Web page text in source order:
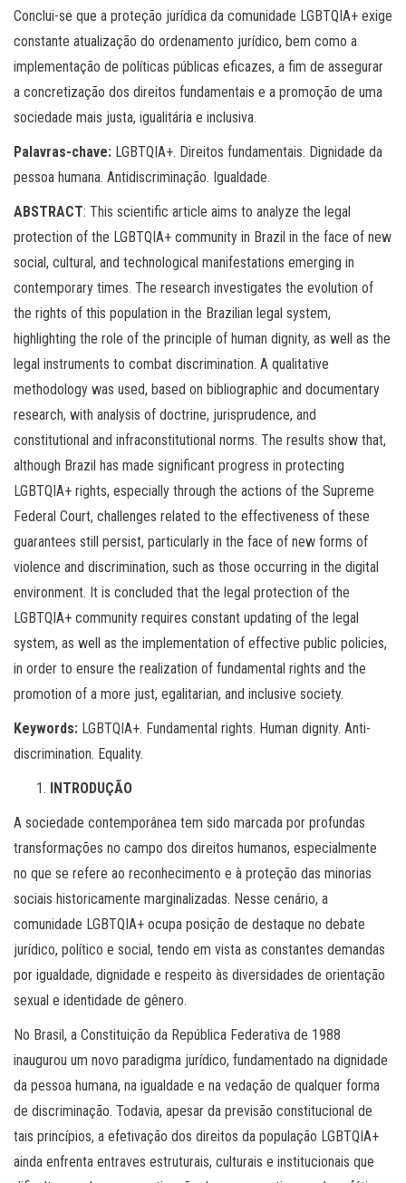
Conclui-se que a proteção jurídica da comunidade LGBTQIA+ exige
constante atualização do ordenamento jurídico, bem como a
implementação de políticas públicas eficazes, a fim de assegurar
a concretização dos direitos fundamentais e a promoção de uma
sociedade mais justa, igualitária e inclusiva.
Palavras-chave: LGBTQIA+. Direitos fundamentais. Dignidade da
pessoa humana. Antidiscriminação. Igualdade.
ABSTRACT: This scientific article aims to analyze the legal
protection of the LGBTQIA+ community in Brazil in the face of new
social, cultural, and technological manifestations emerging in
contemporary times. The research investigates the evolution of
the rights of this population in the Brazilian legal system,
highlighting the role of the principle of human dignity, as well as the
legal instruments to combat discrimination. A qualitative
methodology was used, based on bibliographic and documentary
research, with analysis of doctrine, jurisprudence, and
constitutional and infraconstitutional norms. The results show that,
although Brazil has made significant progress in protecting
LGBTQIA+ rights, especially through the actions of the Supreme
Federal Court, challenges related to the effectiveness of these
guarantees still persist, particularly in the face of new forms of
violence and discrimination, such as those occurring in the digital
environment. It is concluded that the legal protection of the
LGBTQIA+ community requires constant updating of the legal
system, as well as the implementation of effective public policies,
in order to ensure the realization of fundamental rights and the
promotion of a more just, egalitarian, and inclusive society.
Keywords: LGBTQIA+. Fundamental rights. Human dignity. Anti-
discrimination. Equality.
INTRODUÇÃO
A sociedade contemporânea tem sido marcada por profundas
transformações no campo dos direitos humanos, especialmente
no que se refere ao reconhecimento e à proteção das minorias
sociais historicamente marginalizadas. Nesse cenário, a
comunidade LGBTQIA+ ocupa posição de destaque no debate
jurídico, político e social, tendo em vista as constantes demandas
por igualdade, dignidade e respeito às diversidades de orientação
sexual e identidade de gênero.
No Brasil, a Constituição da República Federativa de 1988
inaugurou um novo paradigma jurídico, fundamentado na dignidade
da pessoa humana, na igualdade e na vedação de qualquer forma
de discriminação. Todavia, apesar da previsão constitucional de
tais princípios, a efetivação dos direitos da população LGBTQIA+
ainda enfrenta entraves estruturais, culturais e institucionais que